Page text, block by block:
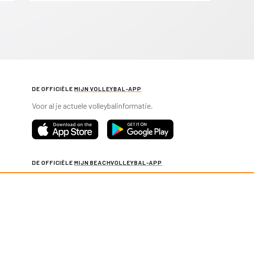
DE OFFICIËLEMIJN VOLLEYBAL-APP
Voor al je actuele volleybalinformatie.
DE OFFICIËLEMIJN BEACHVOLLEYBAL-APP